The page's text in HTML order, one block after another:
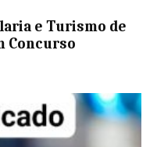
e Turismo de
Concurso